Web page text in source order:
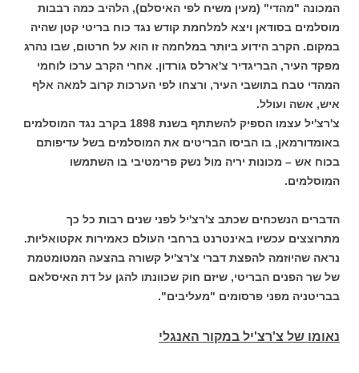
המכונה "מהדי" (מעין משיח לפי האיסלם), הלהיב כמה רבבות
מוסלמים בסודאן ויצא למלחמת קודש נגד כוח בריטי קטן שהיה
במקום. הקרב הידוע ביותר במלחמה זו הוא על חרטום, שבו נהרג
מפקד העיר, הבריגדיר צ'ארלס גורדון. אחרי הקרב ערכו לוחמי
המהדי טבח בתושבי העיר, ורצחו לפי הערכות קרוב למאה אלף
איש, אשה ועולל.
צ'רצ'יל עצמו הספיק להשתתף בשנת 1898 בקרב נגד המוסלמים
באומדורמאן, בו הביסו הבריטים את המוסלמים בשל עדיפותם
בכוח אש – מכונות יריה מול נשק פרימטיבי בו השתמשו
המוסלמים.
הדברים הנשכחים שכתב צ'רצ'יל לפני שנים רבות כל כך
מתרוצצים עכשיו באינטרנט ברחבי העולם כאמירות אקטואליות.
נראה שהיוזמה להפצת דברי צ'רצ'יל קשורה בהצעה המטומטמת
של שר הפנים הבריטי, שיזם חוק שכוונתו להגן על דת האיסלאם
בבריטניה מפני פרסומים "מעליבים".
נאומו של צ'רצ'יל במקור האנגלי